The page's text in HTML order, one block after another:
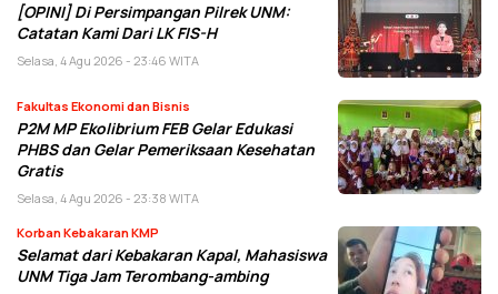
[OPINI] Di Persimpangan Pilrek UNM:
Catatan Kami Dari LK FIS-H
Selasa, 4 Agu 2026 - 23:46 WITA
Fakultas Ekonomi dan Bisnis
P2M MP Ekolibrium FEB Gelar Edukasi
PHBS dan Gelar Pemeriksaan Kesehatan
Gratis
Selasa, 4 Agu 2026 - 23:38 WITA
Korban Kebakaran KMP
Selamat dari Kebakaran Kapal, Mahasiswa
UNM Tiga Jam Terombang-ambing